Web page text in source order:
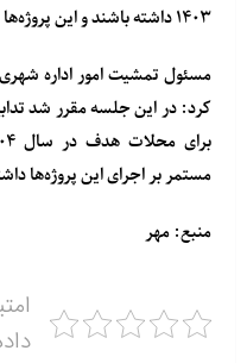
۱۴۰۳ داشته باشند و این پروژه‌ها تا پایان سال جاری به اتمام برسند.
مسئول تمشیت امور اداره شهری
کرد: در این جلسه مقرر شد
مستمر بر اجرای این پروژه‌ها
منبع: مهر